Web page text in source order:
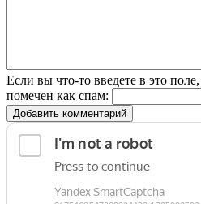
Если вы что-то введете в это
помечен как спам:
Добавить комментарий